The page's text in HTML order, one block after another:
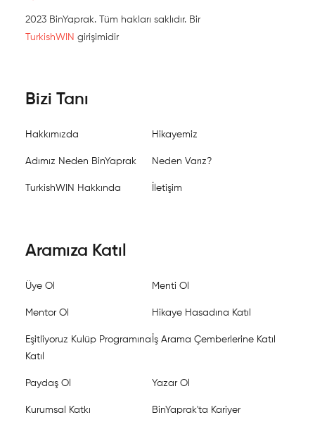
2023 BinYaprak. Tüm hakları saklıdır. Bir
TurkishWIN girişimidir
Bizi Tanı
Hakkımızda Hikayemiz
Adımız Neden BinYaprak Neden Varız?
TurkishWIN Hakkında İletişim
Aramıza Katıl
Üye Ol Menti Ol
Mentor Ol Hikaye Hasadına Katıl
Eşitliyoruz Kulüp Programına
Katıl
İş Arama Çemberlerine Katıl
Paydaş Ol Yazar Ol
Kurumsal Katkı BinYaprak'ta Kariyer